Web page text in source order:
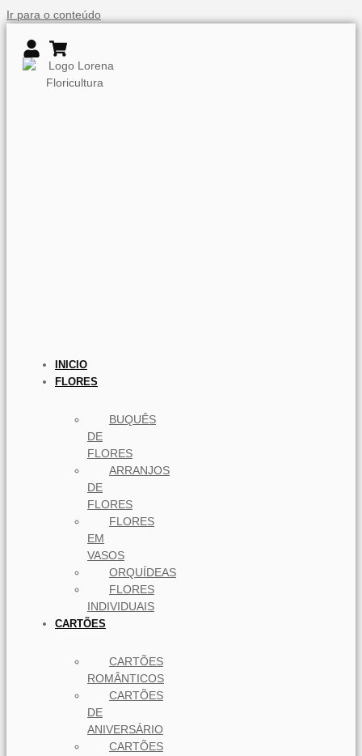
Ir para o conteúdo
INICIO
FLORES
BUQUÊS
DE
FLORES
ARRANJOS
DE
FLORES
FLORES
EM
VASOS
ORQUÍDEAS
FLORES
INDIVIDUAIS
CARTÕES
CARTÕES
ROMÂNTICOS
CARTÕES
DE
ANIVERSÁRIO
CARTÕES